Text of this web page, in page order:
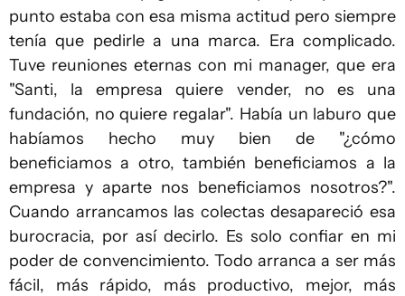
punto estaba con esa misma actitud pero siempre
tenía que pedirle a una marca. Era complicado.
Tuve reuniones eternas con mi manager, que era
"Santi, la empresa quiere vender, no es una
fundación, no quiere regalar". Había un laburo que
habíamos hecho muy bien de "¿cómo
beneficiamos a otro, también beneficiamos a la
empresa y aparte nos beneficiamos nosotros?".
Cuando arrancamos las colectas desapareció esa
burocracia, por así decirlo. Es solo confiar en mi
poder de convencimiento. Todo arranca a ser más
fácil, más rápido, más productivo, mejor, más